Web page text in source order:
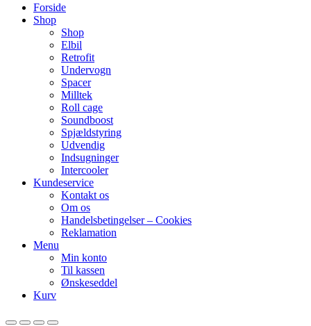
Forside
Shop
Shop
Elbil
Retrofit
Undervogn
Spacer
Milltek
Roll cage
Soundboost
Spjældstyring
Udvendig
Indsugninger
Intercooler
Kundeservice
Kontakt os
Om os
Handelsbetingelser – Cookies
Reklamation
Menu
Min konto
Til kassen
Ønskeseddel
Kurv